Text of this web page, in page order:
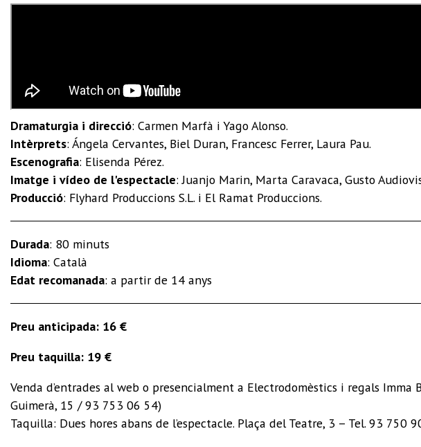
Dramaturgia i direcció: Carmen Marfà i Yago Alonso.
Intèrprets: Ángela Cervantes, Biel Duran, Francesc Ferrer, Laura Pau.
Escenografia: Elisenda Pérez.
Imatge i vídeo de l'espectacle:Juanjo Marin, Marta Caravaca, Gusto
Producció: Flyhard Produccions S.L. i El Ramat Produccions.
Durada: 80 minuts
Idioma: Català
Edat recomanada: a partir de 14 anys
Preu anticipada: 16 €
Preu taquilla: 19 €
Venda d’entrades al web o presencialment a Electrodomèstics i regals Imma
Guimerà, 15 / 93 753 06 54)
Taquilla: Dues hores abans de l’espectacle. Plaça del Teatre, 3 – Tel. 93 750